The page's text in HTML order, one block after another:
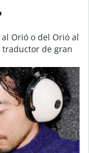
Orió o del Orió al
traductor de gran